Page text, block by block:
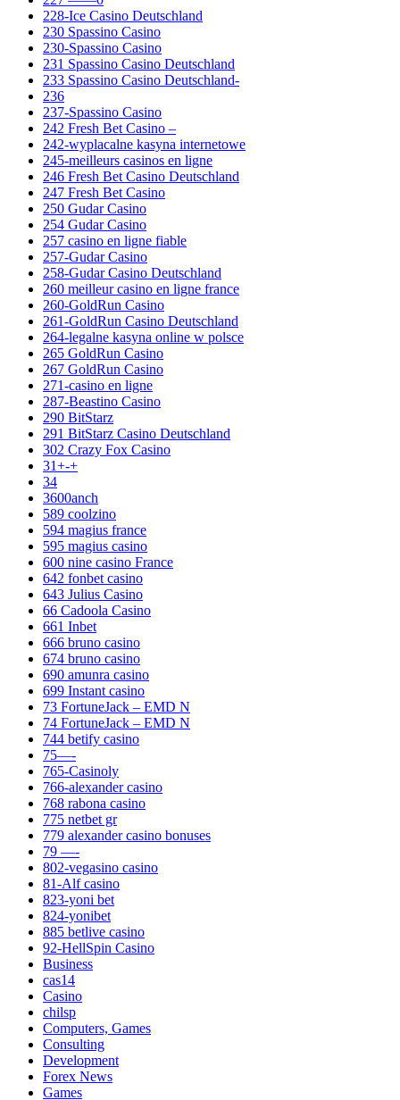
228-Ice Casino Deutschland
230 Spassino Casino
230-Spassino Casino
231 Spassino Casino Deutschland
233 Spassino Casino Deutschland-
236
237-Spassino Casino
242 Fresh Bet Casino –
242-wyplacalne kasyna internetowe
245-meilleurs casinos en ligne
246 Fresh Bet Casino Deutschland
247 Fresh Bet Casino
250 Gudar Casino
254 Gudar Casino
257 casino en ligne fiable
257-Gudar Casino
258-Gudar Casino Deutschland
260 meilleur casino en ligne france
260-GoldRun Casino
261-GoldRun Casino Deutschland
264-legalne kasyna online w polsce
265 GoldRun Casino
267 GoldRun Casino
271-casino en ligne
287-Beastino Casino
290 BitStarz
291 BitStarz Casino Deutschland
302 Crazy Fox Casino
31+-+
34
3600anch
589 coolzino
594 magius france
595 magius casino
600 nine casino France
642 fonbet casino
643 Julius Casino
66 Cadoola Casino
661 Inbet
666 bruno casino
674 bruno casino
690 amunra casino
699 Instant casino
73 FortuneJack – EMD N
74 FortuneJack – EMD N
744 betify casino
75—-
765-Casinoly
766-alexander casino
768 rabona casino
775 netbet gr
779 alexander casino bonuses
79 —-
802-vegasino casino
81-Alf casino
823-yoni bet
824-yonibet
885 betlive casino
92-HellSpin Casino
Business
cas14
Casino
chilsp
Computers, Games
Consulting
Development
Forex News
Games